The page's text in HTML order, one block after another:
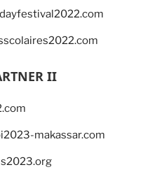
II
makassar.com